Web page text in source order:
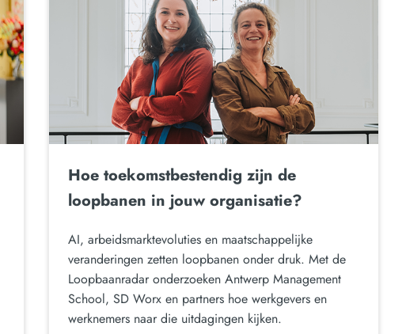
Hoe toekomstbestendig zijn de
loopbanen in jouw organisatie?
AI, arbeidsmarktevoluties en maatschappelijke
veranderingen zetten loopbanen onder druk. Met de
Loopbaanradar onderzoeken Antwerp Management
School, SD Worx en partners hoe werkgevers en
werknemers naar die uitdagingen kijken.